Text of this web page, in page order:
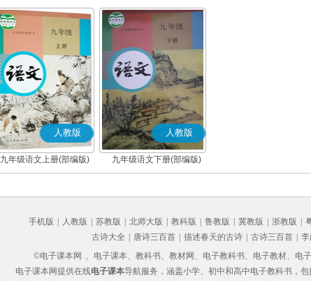
人教版
九年级语文上册(部编版)
人教版
九年级语文下册(部编版)
手机版 人教版 苏教版 北师大版 教科版 鲁教版 冀教版 浙教版
古诗大全
唐诗三百首 描述春天的古诗 古诗三百首
©电子课本网 、电子课本、教科书、教材网、电子教科书、电子教材、电
电子课本网提供在线电子课本导航服务，涵盖小学、初中和高中电子教科书，